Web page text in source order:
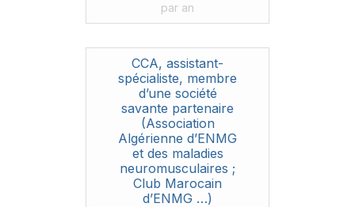
par an
CCA, assistant-
spécialiste, membre
d’une société
savante partenaire
(Association
Algérienne d’ENMG
et des maladies
neuromusculaires ;
Club Marocain
d’ENMG …)